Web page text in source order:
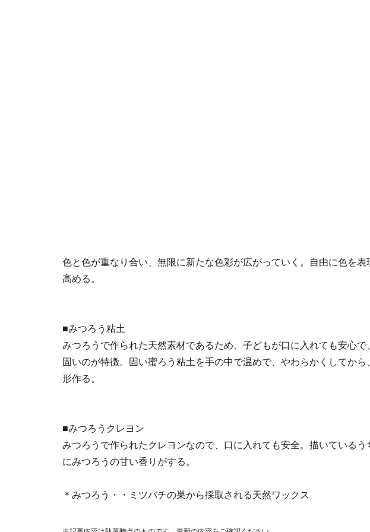
色と色が重なり合い、無限に新たな色彩が広がっていく。自由に色を
高める。
■みつろう粘土
みつろうで作られた天然素材であるため、子どもが口に入れても安心で
固いのが特徴。固い蜜ろう粘土を手の中で温めで、やわらかくしてから
形作る。
■みつろうクレヨン
みつろうで作られたクレヨンなので、口に入れても安全。描いているう
にみつろうの甘い香りがする。
＊みつろう・・ミツバチの巣から採取される天然ワックス